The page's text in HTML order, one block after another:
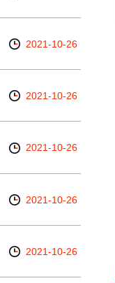
2021-10-26
2021-10-26
2021-10-26
2021-10-26
2021-10-26